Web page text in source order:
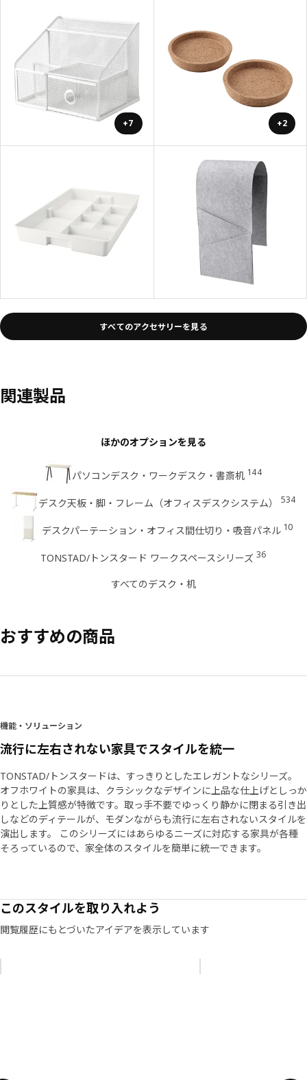
+7 +2
すべてのアクセサリーを見る
関連製品
ほかのオプションを見る
パソコンデスク・ワークデスク・書斎机 144
デスク天板・脚・フレーム（オフィスデスクシステム） 534
デスクパーテーション・オフィス間仕切り・吸音パネル 10
TONSTAD/トンスタード ワークスペースシリーズ 36
すべてのデスク・机
おすすめの商品
機能・ソリューション
流行に左右されない家具でスタイルを統一
TONSTAD/トンスタードは、すっきりとしたエレガントなシリーズ。
オフホワイトの家具は、クラシックなデザインに上品な仕上げとしっか
りとした上質感が特徴です。取っ手不要でゆっくり静かに閉まる引き出
しなどのディテールが、モダンながらも流行に左右されないスタイルを
演出します。 このシリーズにはあらゆるニーズに対応する家具が各種
そろっているので、家全体のスタイルを簡単に統一できます。
このスタイルを取り入れよう
閲覧履歴にもとづいたアイデアを表示しています